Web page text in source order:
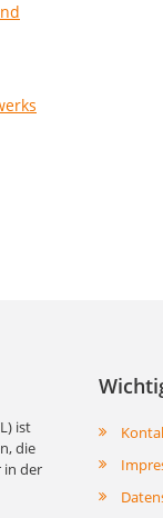
ist
die
in der